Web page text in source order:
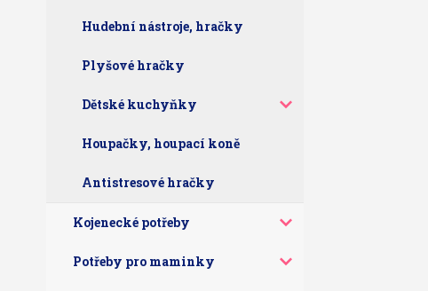
Hudební nástroje, hračky
Plyšové hračky
Dětské kuchyňky
Houpačky, houpací koně
Antistresové hračky
Kojenecké potřeby
Potřeby pro maminky